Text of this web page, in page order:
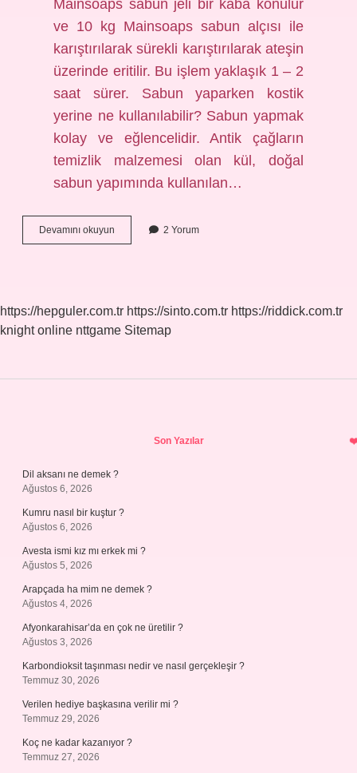
Mainsoaps sabun jeli bir kaba konulur
ve 10 kg Mainsoaps sabun alçısı ile
karıştırılarak sürekli karıştırılarak ateşin
üzerinde eritilir. Bu işlem yaklaşık 1 – 2
saat sürer. Sabun yaparken kostik
yerine ne kullanılabilir? Sabun yapmak
kolay ve eğlencelidir. Antik çağların
temizlik malzemesi olan kül, doğal
sabun yapımında kullanılan…
Devamını okuyun
Bazı
2 Yorum
https://hepguler.com.tr https://sinto.com.tr https://riddick.com.tr
knight online nttgame Sitemap
Son Yazılar
Dil aksanı ne demek ?
Ağustos 6, 2026
Kumru nasıl bir kuştur ?
Ağustos 6, 2026
Avesta ismi kız mı erkek mi ?
Ağustos 5, 2026
Arapçada ha mim ne demek ?
Ağustos 4, 2026
Afyonkarahisar’da en çok ne üretilir ?
Ağustos 3, 2026
Karbondioksit taşınması nedir ve nasıl gerçekleşir ?
Temmuz 30, 2026
Verilen hediye başkasına verilir mi ?
Temmuz 29, 2026
Koç ne kadar kazanıyor ?
Temmuz 27, 2026